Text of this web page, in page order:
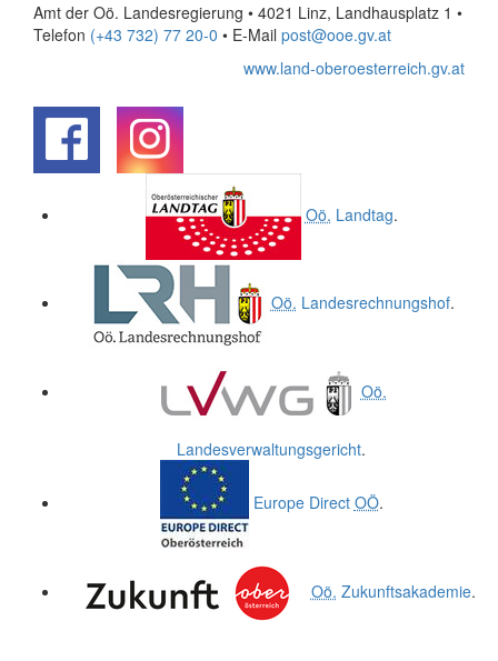
Amt der Oö. Landesregierung • 4021 Linz, Landhausplatz 1 •
Telefon (+43 732) 77 20-0 • E-Mail post@ooe.gv.at
www.land-oberoesterreich.gv.at
Oö. Landtag.
Oö. Landesrechnungshof.
Oö.
Landesverwaltungsgericht.
Europe Direct OÖ.
Oö. Zukunftsakademie.